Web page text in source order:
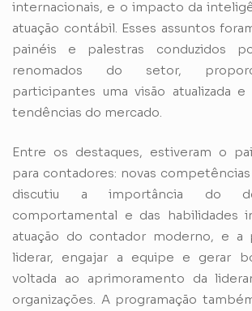
internacionais, e o impacto da
atuação contábil. Esses assuntos
painéis e palestras conduzidos
renomados do setor,
participantes uma visão atualizada
tendências do mercado.
Entre os destaques, estiveram o
para contadores: novas
discutiu a importância do
comportamental e das habilidades
atuação do contador moderno, e a
liderar, engajar a equipe e gerar
voltada ao aprimoramento da
organizações. A programação